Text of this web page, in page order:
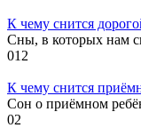
К чему снится
Сны, в которых нам
012
К чему снится
Сон о приёмном
02